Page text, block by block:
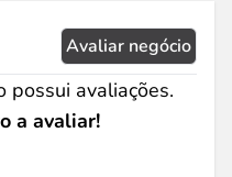
Avaliar negócio
possui avaliações.
a avaliar!